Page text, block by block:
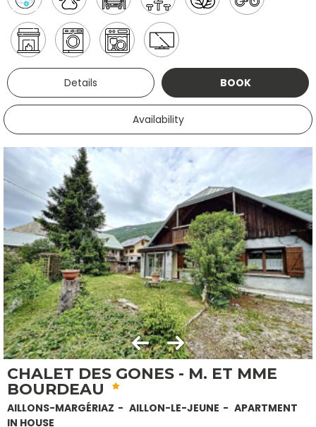
Details BOOK
Availability
CHALET DES GONES - M. ET MME
BOURDEAU
AILLONS-MARGÉRIAZ AILLON-LE-JEUNE
APARTMENT
IN HOUSE